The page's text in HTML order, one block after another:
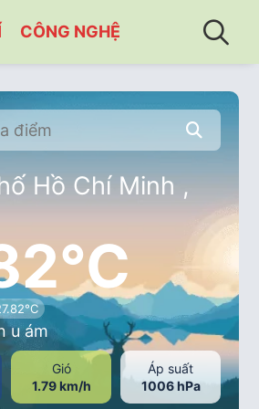
CÔNG NGHỆ
Hồ Chí Minh ,
u ám
Gió
1.79 km/h
Áp suất
1006 hPa